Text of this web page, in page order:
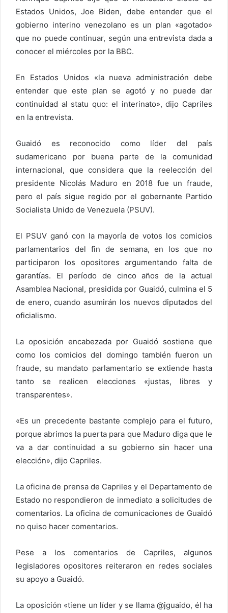
Estados Unidos, Joe Biden, debe entender que el
gobierno interino venezolano es un plan «agotado»
que no puede continuar, según una entrevista dada a
conocer el miércoles por la BBC.
En Estados Unidos «la nueva administración debe
entender que este plan se agotó y no puede dar
continuidad al statu quo: el interinato», dijo Capriles
en la entrevista.
Guaidó es reconocido como líder del país
sudamericano por buena parte de la comunidad
internacional, que considera que la reelección del
presidente Nicolás Maduro en 2018 fue un fraude,
pero el país sigue regido por el gobernante Partido
Socialista Unido de Venezuela (PSUV).
El PSUV ganó con la mayoría de votos los comicios
parlamentarios del fin de semana, en los que no
participaron los opositores argumentando falta de
garantías. El período de cinco años de la actual
Asamblea Nacional, presidida por Guaidó, culmina el 5
de enero, cuando asumirán los nuevos diputados del
oficialismo.
La oposición encabezada por Guaidó sostiene que
como los comicios del domingo también fueron un
fraude, su mandato parlamentario se extiende hasta
tanto se realicen elecciones «justas, libres y
transparentes».
«Es un precedente bastante complejo para el futuro,
porque abrimos la puerta para que Maduro diga que le
va a dar continuidad a su gobierno sin hacer una
elección», dijo Capriles.
La oficina de prensa de Capriles y el Departamento de
Estado no respondieron de inmediato a solicitudes de
comentarios. La oficina de comunicaciones de Guaidó
no quiso hacer comentarios.
Pese a los comentarios de Capriles, algunos
legisladores opositores reiteraron en redes sociales
su apoyo a Guaidó.
La oposición «tiene un líder y se llama @jguaido, él ha